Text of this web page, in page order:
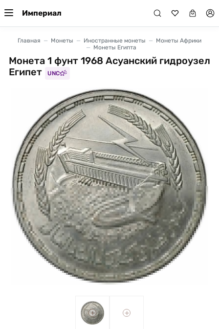
Империал
Главная Монеты Иностранные монеты
Монеты Африки
Монеты Египта
Монета 1 фунт 1968 Асуанский гидроузел
Египет
UNC
+ +